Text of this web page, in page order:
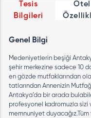
Tesis
Bilgileri
Otel
Genel Bilgi
Medeniyetlerin beşiği
şehir merkezine sadece 10
en gözde mutfaklarından
tatlarından Annenizin
Antakya’da bir arada
profesyonel kadromuzla sizi
memnuniyet